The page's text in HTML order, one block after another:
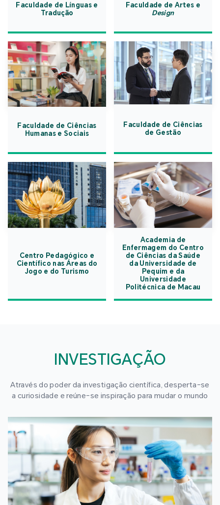
Faculdade de Línguas e
Tradução
Faculdade de Artes e
Design
Faculdade de Ciências
Humanas e Sociais
Faculdade de Ciências
de Gestão
Centro Pedagógico e
Científico nas Áreas do
Jogo e do Turismo
Academia de
Enfermagem do Centro
de Ciências da Saúde
da Universidade de
Pequim e da
Universidade
Politécnica de Macau
INVESTIGAÇÃO
Através do poder da investigação científica, desperta-se
a curiosidade e reúne-se inspiração para mudar o mundo